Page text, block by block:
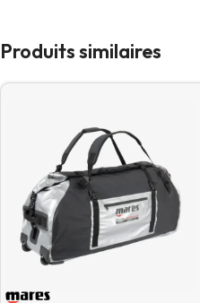
Produits similaires